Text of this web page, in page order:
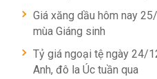
Giá xăng dầu hôm nay
mùa Giáng sinh
Tỷ giá ngoại tệ ngày 24/
Anh, đô la Úc tuần qua